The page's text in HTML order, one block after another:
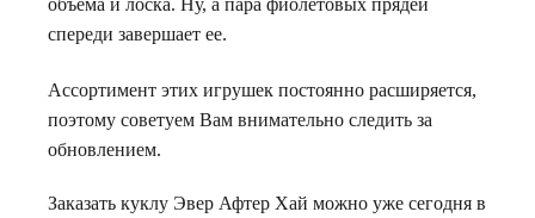
объема и лоска. Ну, а пара фиолетовых прядей
спереди завершает ее.
Ассортимент этих игрушек постоянно расширяется,
поэтому советуем Вам внимательно следить за
обновлением.
Заказать куклу Эвер Афтер Хай можно уже сегодня в